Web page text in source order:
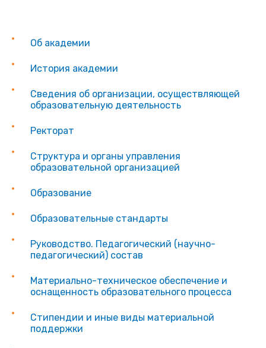
Об академии
История академии
Сведения об организации, осуществляющей
образовательную деятельность
Ректорат
Структура и органы управления
образовательной организацией
Образование
Образовательные стандарты
Руководство. Педагогический (научно-
педагогический) состав
Материально-техническое обеспечение и
оснащенность образовательного процесса
Стипендии и иные виды материальной
поддержки